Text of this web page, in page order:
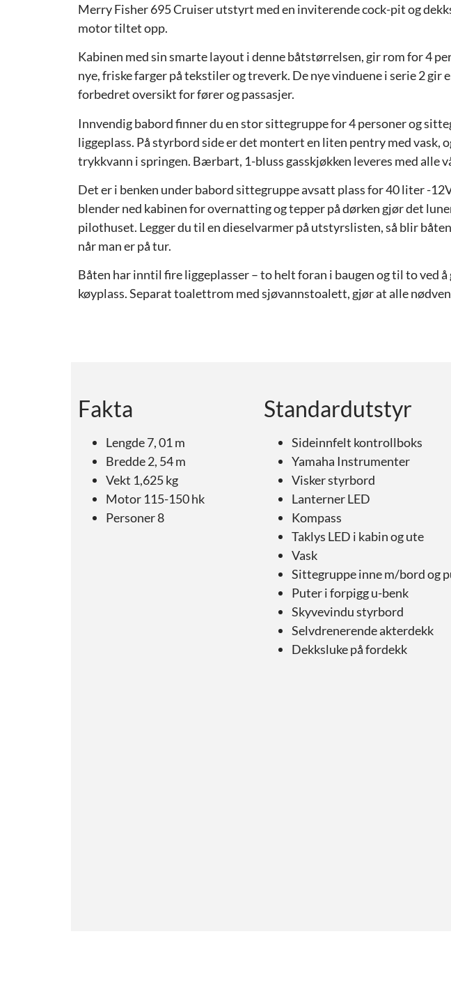
Merry Fisher 695 Cruiser utstyrt med en inviterende cock-pit og
motor tiltet opp.
Kabinen med sin smarte layout i denne båtstørrelsen, gir rom for 4
nye, friske farger på tekstiler og treverk. De nye vinduene i serie 2 gir
forbedret oversikt for fører og passasjer.
Innvendig babord finner du en stor sittegruppe for 4 personer og
liggeplass. På styrbord side er det montert en liten pentry med vask,
trykkvann i springen. Bærbart, 1-bluss gasskjøkken leveres med alle
Det er i benken under babord sittegruppe avsatt plass for 40 liter -
blender ned kabinen for overnatting og tepper på dørken gjør det
pilothuset. Legger du til en dieselvarmer på utstyrslisten, så blir
når man er på tur.
Båten har inntil fire liggeplasser – to helt foran i baugen og til to ved
køyplass. Separat toalettrom med sjøvannstoalett, gjør at alle
Fakta
Lengde 7, 01 m
Bredde 2, 54 m
Vekt 1,625 kg
Motor 115-150 hk
Personer 8
Standardutstyr
Sideinnfelt kontrollboks
Yamaha Instrumenter
Visker styrbord
Lanterner LED
Kompass
Taklys LED i kabin og ute
Vask
Sittegruppe inne m/bord og
Puter i forpigg u-benk
Skyvevindu styrbord
Selvdrenerende akterdekk
Dekksluke på fordekk